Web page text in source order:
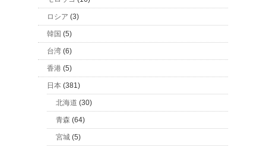
ロシア (3)
韓国 (5)
台湾 (6)
香港 (5)
日本 (381)
北海道 (30)
青森 (64)
宮城 (5)